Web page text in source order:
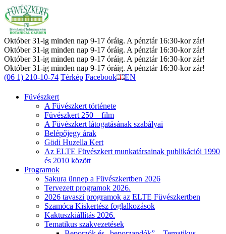
Október 31-ig minden nap 9-17 óráig. A pénztár 16:30-kor zár!
Október 31-ig minden nap 9-17 óráig. A pénztár 16:30-kor zár!
Október 31-ig minden nap 9-17 óráig. A pénztár 16:30-kor zár!
Október 31-ig minden nap 9-17 óráig. A pénztár 16:30-kor zár!
(06 1) 210-10-74 Térkép Facebook EN
Füvészkert
A Füvészkert története
Füvészkert 250 – film
A Füvészkert látogatásának szabályai
Belépőjegy árak
Gödi Huzella Kert
Az ELTE Füvészkert munkatársainak publikációi 1990
és 2010 között
Programok
Sakura ünnep a Füvészkertben 2026
Tervezett programok 2026.
2026 tavaszi programok az ELTE Füvészkertben
Szamóca Kiskertész foglalkozások
Kaktuszkiállítás 2026.
Tematikus szakvezetések